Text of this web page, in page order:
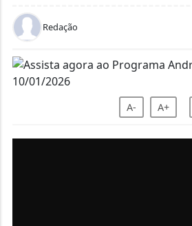
Redação
A- A+